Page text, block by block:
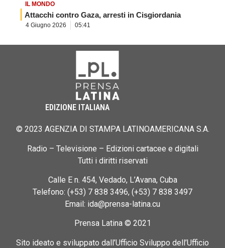
IL MONDO
Attacchi contro Gaza, arresti in Cisgiordania
4 Giugno 2026 05:41
EDIZIONE ITALIANA
© 2023 AGENZIA DI STAMPA LATINOAMERICANA S.A.
Radio – Televisione – Edizioni cartacee e digitali
Tutti i diritti riservati
Calle E n. 454, Vedado, L’Avana, Cuba
Telefono: (+53) 7 838 3496, (+53) 7 838 3497
Email: ida@prensa-latina.cu
Prensa Latina © 2021
Sito ideato e sviluppato dall’Ufficio Sviluppo dell’Ufficio